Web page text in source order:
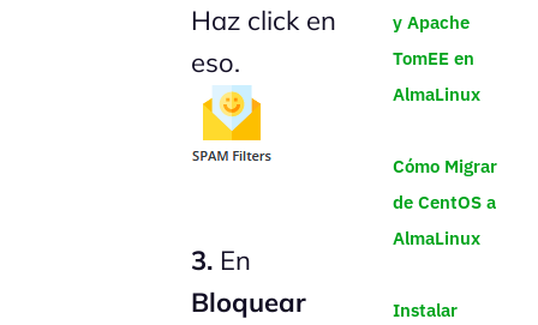
Haz click en
eso.
3. En
Bloquear
y Apache
TomEE en
AlmaLinux
Cómo Migrar
de CentOS a
AlmaLinux
Instalar